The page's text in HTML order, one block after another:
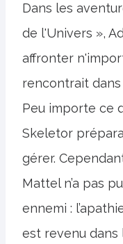
Dans les
de l'Univers »,
affronter
rencontrait
Peu importe ce
Skeletor
gérer.
Mattel n’a pas
ennemi :
est revenu dans